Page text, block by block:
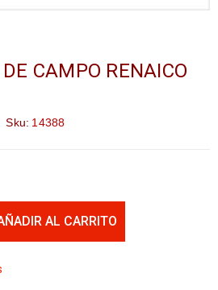
CAMPO RENAICO
Sku: 14388
AL CARRITO